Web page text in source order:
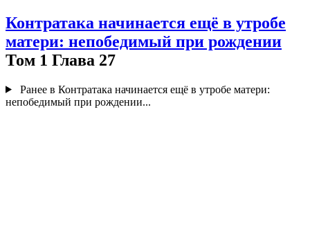
Контратака начинается ещё в утробе
матери: непобедимый при рождении
Том 1 Глава 27
Ранее в Контратака начинается ещё в утробе матери:
непобедимый при рождении...